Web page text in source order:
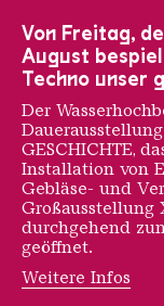
Von Freitag,
August
Techno unser
Der
GESCHICHTE,
Installation von
Gebläse- und
Großausstellung
durchgehend
geöffnet.
Weitere Infos